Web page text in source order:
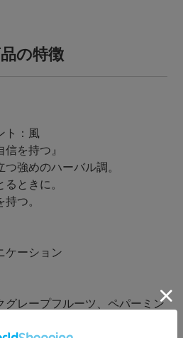
の特徴
ト：風
信を持つ』
強めのハーバル調。
ときに。
つ。
ケーション
グレープフルーツ、ペパーミン